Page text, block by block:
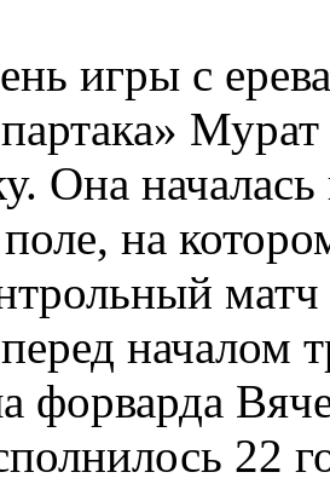
игры с
Она
на
началом
форварда
22